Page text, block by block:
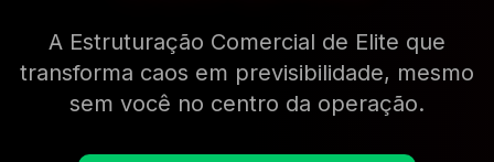
A Estruturação Comercial de Elite que
transforma caos em previsibilidade, mesmo
sem você no centro da operação.